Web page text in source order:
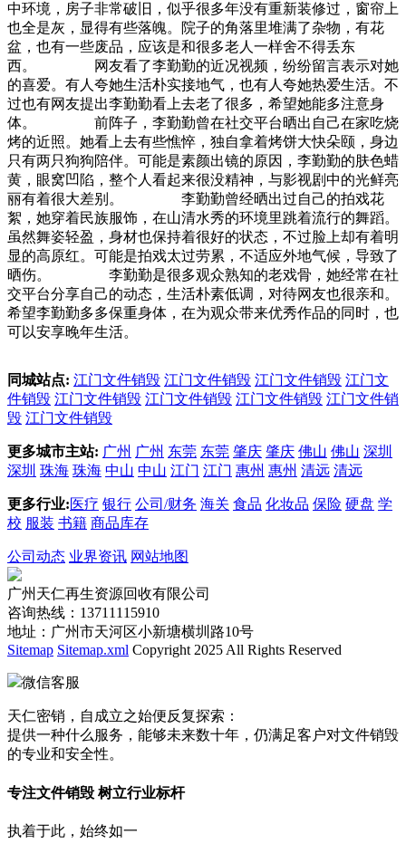
中环境，房子非常破旧，似乎很多年没有重新装修过，窗帘上
也全是灰，显得有些落魄。院子的角落里堆满了杂物，有花
盆，也有一些废品，应该是和很多老人一样舍不得丢东
西。 网友看了李勤勤的近况视频，纷纷留言表示对她
的喜爱。有人夸她生活朴实接地气，也有人夸她热爱生活。不
过也有网友提出李勤勤看上去老了很多，希望她能多注意身
体。 前阵子，李勤勤曾在社交平台晒出自己在家吃烧
烤的近照。她看上去有些憔悴，独自拿着烤饼大快朵颐，身边
只有两只狗狗陪伴。可能是素颜出镜的原因，李勤勤的肤色蜡
黄，眼窝凹陷，整个人看起来很没精神，与影视剧中的光鲜亮
丽有着很大差别。 李勤勤曾经晒出过自己的拍戏花
絮，她穿着民族服饰，在山清水秀的环境里跳着流行的舞蹈。
虽然舞姿轻盈，身材也保持着很好的状态，不过脸上却有着明
显的高原红。可能是拍戏太过劳累，不适应外地气候，导致了
晒伤。 李勤勤是很多观众熟知的老戏骨，她经常在社
交平台分享自己的动态，生活朴素低调，对待网友也很亲和。
希望李勤勤多多保重身体，在为观众带来优秀作品的同时，也
可以安享晚年生活。
同城站点: 江门文件销毁 江门文件销毁 江门文件销毁 江门文
件销毁 江门文件销毁 江门文件销毁 江门文件销毁 江门文件销
毁 江门文件销毁
更多城市主站: 广州 广州 东莞 东莞 肇庆 肇庆 佛山 佛山 深圳
深圳 珠海 珠海 中山 中山 江门 江门 惠州 惠州 清远 清远
更多行业: 医疗 银行 公司/财务 海关 食品 化妆品 保险 硬盘 学
校 服装 书籍 商品库存
公司动态 业界资讯 网站地图
广州天仁再生资源回收有限公司
咨询热线：13711115910
地址：广州市天河区小新塘横圳路10号
Sitemap Sitemap.xml Copyright 2025 All Rights Reserved
微信客服
天仁密销，自成立之始便反复探索：
提供一种什么服务，能够未来数十年，仍满足客户对文件销毁
的专业和安全性。
专注文件销毁 树立行业标杆
执着于此，始终如一